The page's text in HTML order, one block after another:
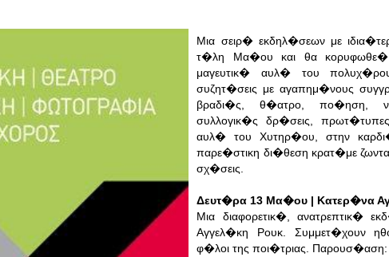
Μια σειρ� εκδηλ�σεων με
τ�λη Μα�ου και θα κορυφωθε�
μαγευτικ� αυλ� του
συζητ�σεις με αγαπημ�νους
βραδι�ς, θ�ατρο, πο�ηση,
συλλογικ�ς δρ�σεις,
αυλ� του Χυτηρ�ου, στην
παρε�στικη δι�θεση κρατ�με
σχ�σεις.
Δευτ�ρα 13 Μα�ου | Κατερ�να
Μια διαφορετικ�, ανατρεπτικ�
Αγγελ�κη Ρουκ. Συμμετ�χουν
φ�λοι της ποι�τριας.